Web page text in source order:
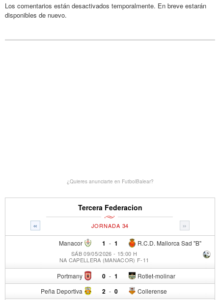
Los comentarios están desactivados temporalmente. En breve estarán
disponibles de nuevo.
¿Quieres anunciarte en FutbolBalear?
Tercera Federacion
« »
JORNADA 34
Manacor 1 - R.C.D. Mallorca Sad "B"
1
SÁB 09/05/2026 - 15:00 H
NA CAPELLERA (MANACOR) F-11
Portmany 0 - Rotlet-molinar
1
Peña Deportiva 2 - Collerense
0